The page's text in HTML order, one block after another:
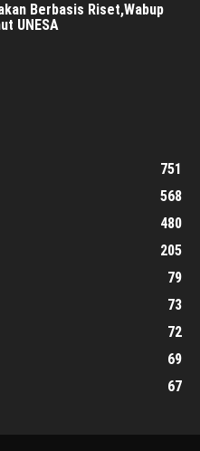
Berbasis Riset,Wabup
UNESA
751
568
480
205
79
73
72
69
67